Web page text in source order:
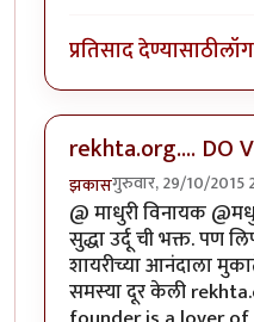
प्रतिसाद देण्यासाठी
rekhta.org.... DO
झकासगुरुवार, 29/10/2015
@ माधुरी विनायक
सुद्धा उर्दू ची भक्त. पण
शायरीच्या आनंदाला
समस्या दूर केली